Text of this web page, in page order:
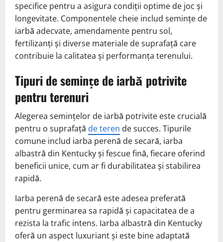
specifice pentru a asigura condiții optime de joc și
longevitate. Componentele cheie includ semințe de
iarbă adecvate, amendamente pentru sol,
fertilizanți și diverse materiale de suprafață care
contribuie la calitatea și performanța terenului.
Tipuri de semințe de iarbă potrivite
pentru terenuri
Alegerea semințelor de iarbă potrivite este crucială
pentru o suprafață de teren de succes. Tipurile
comune includ iarba perenă de secară, iarba
albastră din Kentucky și fescue fină, fiecare oferind
beneficii unice, cum ar fi durabilitatea și stabilirea
rapidă.
Iarba perenă de secară este adesea preferată
pentru germinarea sa rapidă și capacitatea de a
rezista la trafic intens. Iarba albastră din Kentucky
oferă un aspect luxuriant și este bine adaptată